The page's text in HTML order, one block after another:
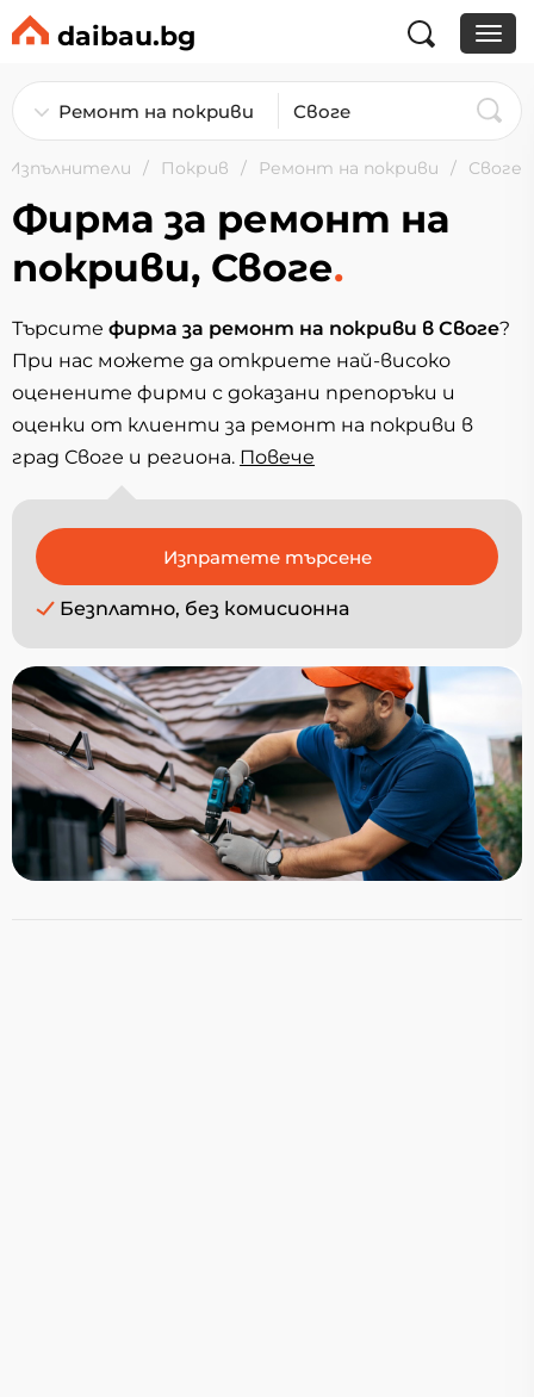
daibau.bg
Изпълнители Покрив Ремонт на покриви Своге
Фирма за ремонт на
покриви, Своге.
Търсите фирма за ремонт на покриви в Своге?
При нас можете да откриете най-високо
оценените фирми с доказани препоръки и
оценки от клиенти за ремонт на покриви в
град Своге и региона. Повечe
Безплатно, без комисионна